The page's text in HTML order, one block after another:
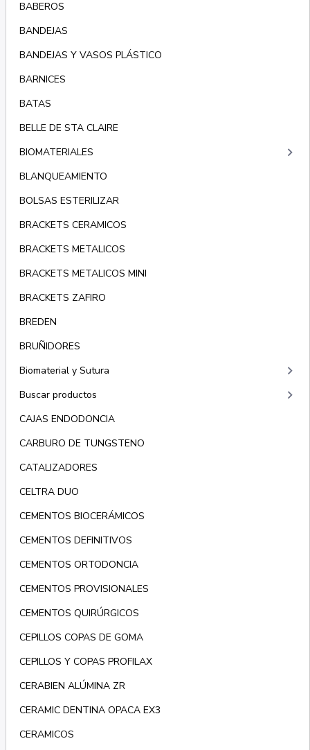
BABEROS
BANDEJAS
BANDEJAS Y VASOS PLÁSTICO
BARNICES
BATAS
BELLE DE STA CLAIRE
BIOMATERIALES
keyboard_arrow_right
BLANQUEAMIENTO
BOLSAS ESTERILIZAR
BRACKETS CERAMICOS
BRACKETS METALICOS
BRACKETS METALICOS MINI
BRACKETS ZAFIRO
BREDEN
BRUÑIDORES
Biomaterial y Sutura
keyboard_arrow_right
Buscar productos keyboard_arrow_right
CAJAS ENDODONCIA
CARBURO DE TUNGSTENO
CATALIZADORES
CELTRA DUO
CEMENTOS BIOCERÁMICOS
CEMENTOS DEFINITIVOS
CEMENTOS ORTODONCIA
CEMENTOS PROVISIONALES
CEMENTOS QUIRÚRGICOS
CEPILLOS COPAS DE GOMA
CEPILLOS Y COPAS PROFILAX
CERABIEN ALÚMINA ZR
CERAMIC DENTINA OPACA EX3
CERAMICOS